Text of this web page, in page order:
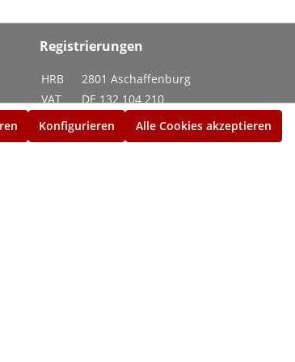
Registrierungen
HRB
2801 Aschaffenburg
VAT
DE 132 104 210
TIN
204/140/70133
DUNS 319 663 969
Konfigurieren Alle Cookies akzeptieren